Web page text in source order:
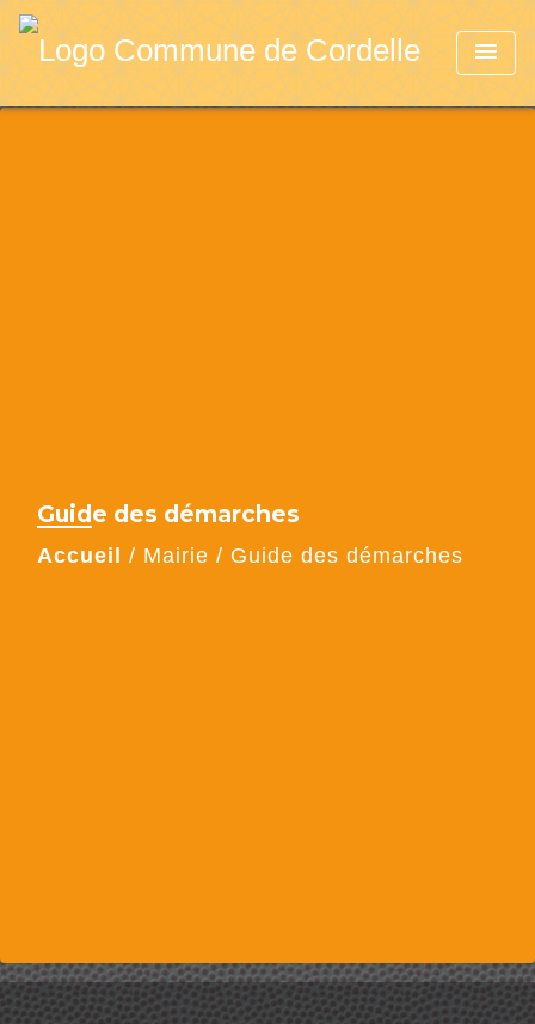
menu
Guide des démarches
Accueil / Mairie / Guide des démarches